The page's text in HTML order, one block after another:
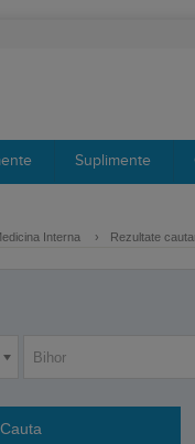
Suplimente
Interna › Rezultate
Bihor